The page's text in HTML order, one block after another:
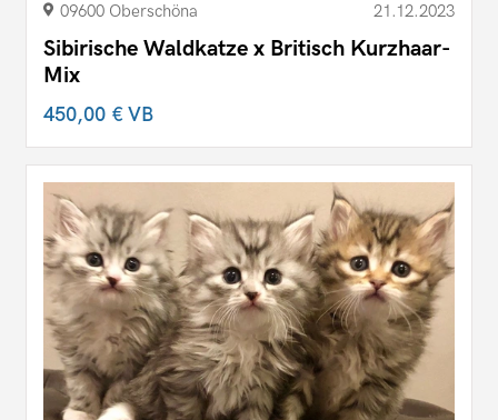
09600 Oberschöna 21.12.2023
Sibirische Waldkatze x Britisch Kurzhaar-
Mix
450,00 €VB